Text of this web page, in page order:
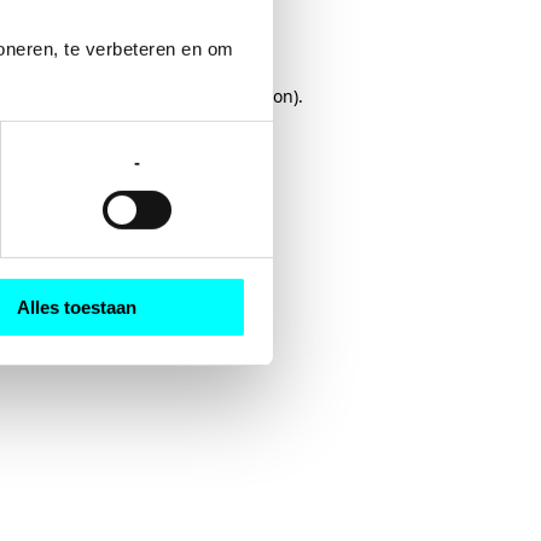
te verbeteren en om
-
Alles toestaan
for more information).